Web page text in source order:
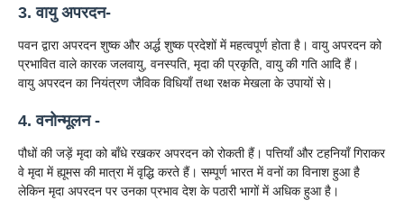
3. वायु अपरदन-
पवन द्वारा अपरदन शुष्क और अर्द्ध शुष्क प्रदेशों में महत्वपूर्ण होता है। वायु अपरदन को
प्रभावित वाले कारक जलवायु, वनस्पति, मृदा की प्रकृति, वायु की गति आदि हैं।
वायु अपरदन का नियंत्रण जैविक विधियाँ तथा रक्षक मेखला के उपायों से।
4. वनोन्मूलन -
पौधों की जड़ें मृदा को बाँधे रखकर अपरदन को रोकती हैं। पत्तियाँ और टहनियाँ गिराकर
वे मृदा में ह्यूमस की मात्रा में वृद्धि करते हैं। सम्पूर्ण भारत में वनों का विनाश हुआ है
लेकिन मृदा अपरदन पर उनका प्रभाव देश के पठारी भागों में अधिक हुआ है।